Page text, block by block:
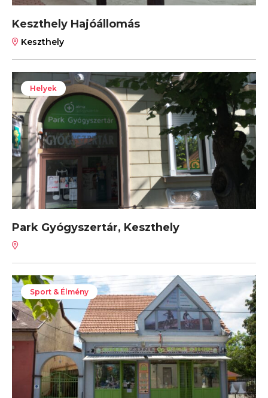
Keszthely Hajóállomás
Keszthely
Helyek
Park Gyógyszertár, Keszthely
Sport & Élmény